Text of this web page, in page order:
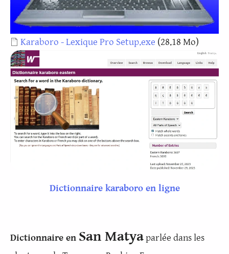
Document
Karaboro - Lexique Pro Setup.exe (28.18 Mo)
Dictionnaire karaboro en ligne
Dictionnaire en San Matyaparlée dans les